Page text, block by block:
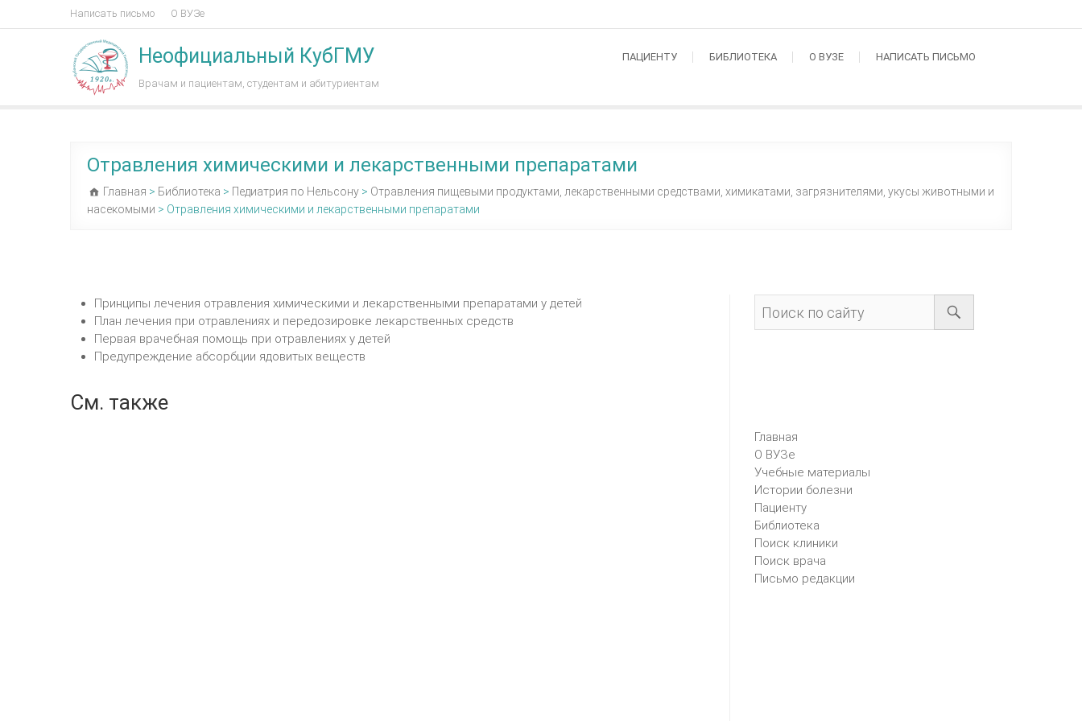
Написать письмо О ВУЗе
Неофициальный КубГМУ
Врачам и пациентам, студентам и абитуриентам
ПАЦИЕНТУ БИБЛИОТЕКА О ВУЗЕ НАПИСАТЬ ПИСЬМО
Отравления химическими и лекарственными препаратами
Главная > Библиотека > Педиатрия по Нельсону > Отравления пищевыми продуктами, лекарственными средствами, химикатами, загрязнителями, укусы животными и
насекомыми > Отравления химическими и лекарственными препаратами
Принципы лечения отравления химическими и лекарственными препаратами у детей
План лечения при отравлениях и передозировке лекарственных средств
Первая врачебная помощь при отравлениях у детей
Предупреждение абсорбции ядовитых веществ
См. также
Главная
О ВУЗе
Учебные материалы
Истории болезни
Пациенту
Библиотека
Поиск клиники
Поиск врача
Письмо редакции